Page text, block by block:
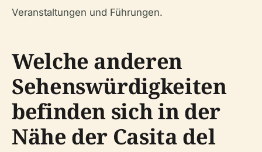
Veranstaltungen und Führungen.
Welche anderen
Sehenswürdigkeiten
befinden sich in der
Nähe der Casita del